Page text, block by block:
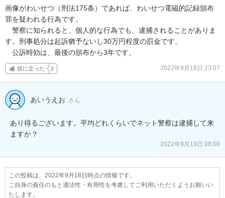
画像がわいせつ（刑法175条）であれば、わいせつ電磁的記録頒布
罪を疑われる行為です。
警察に知られると、個人的な行為でも、逮捕されることがありま
す。刑事処分は起訴猶予ないし30万円程度の罰金です。
公訴時効は、最後の頒布から3年です。
役に立った 2 2022年9月18日 23:07
あいうえお さん
あり得るございます。平均どれくらいでネット警察は逮捕して来
ますか？
2022年9月19日 08:00
この投稿は、2022年9月18日時点の情報です。
ご自身の責任のもと適法性・有用性を考慮してご利用いただくようお願いい
たします。